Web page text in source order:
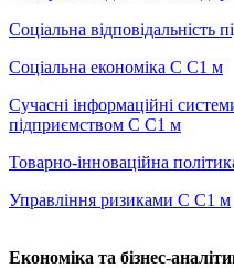
Соціальна відповідальність
Соціальна економіка С С1 м
Сучасні інформаційні
підприємством С С1 м
Товарно-інноваційна
Управління ризиками С С1 м
Економіка та бізнес-